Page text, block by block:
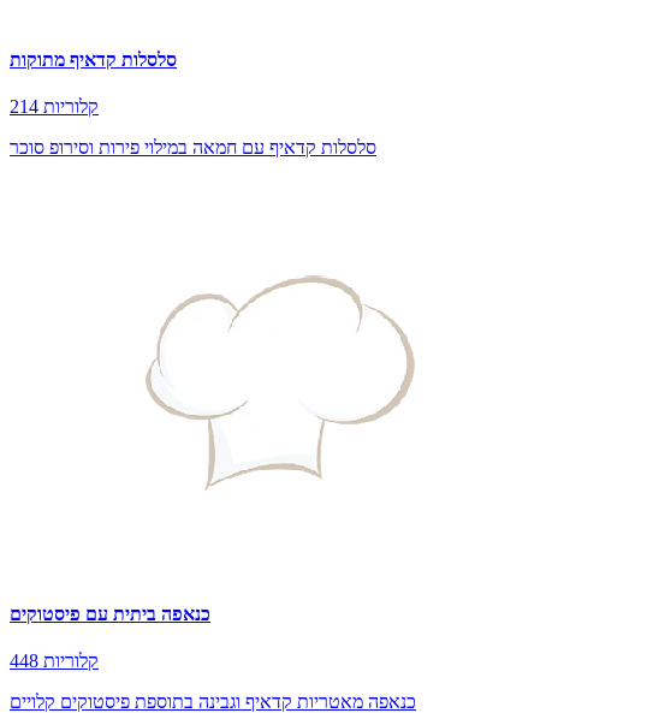
סלסלות קדאיף מתוקות
214 קלוריות
סלסלות קדאיף עם חמאה במילוי פירות וסירופ סוכר
כנאפה ביתית עם פיסטוקים
448 קלוריות
כנאפה מאטריות קדאיף וגבינה בתוספת פיסטוקים קלויים